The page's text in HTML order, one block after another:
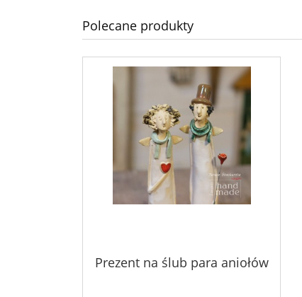
Polecane produkty
Prezent na ślub para aniołów